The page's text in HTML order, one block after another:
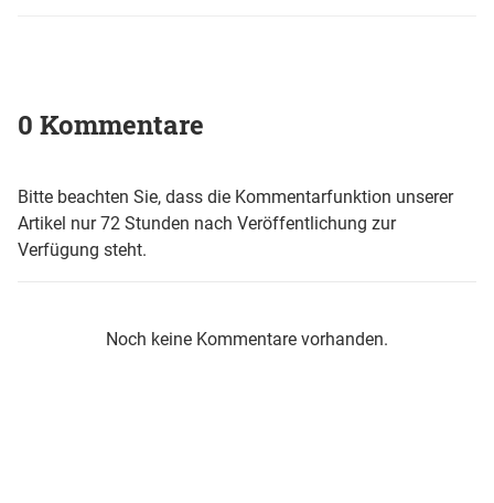
0 Kommentare
Bitte beachten Sie, dass die Kommentarfunktion unserer
Artikel nur 72 Stunden nach Veröffentlichung zur
Verfügung steht.
Noch keine Kommentare vorhanden.